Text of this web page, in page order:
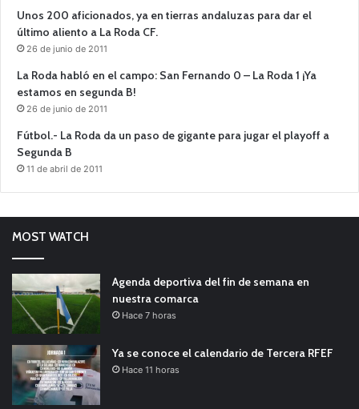
Unos 200 aficionados, ya en tierras andaluzas para dar el
último aliento a La Roda CF.
26 de junio de 2011
La Roda habló en el campo: San Fernando 0 – La Roda 1 ¡Ya
estamos en segunda B!
26 de junio de 2011
Fútbol.- La Roda da un paso de gigante para jugar el playoff a
Segunda B
11 de abril de 2011
MOST WATCH
Agenda deportiva del fin de semana en
nuestra comarca
Hace 7 horas
Ya se conoce el calendario de Tercera RFEF
Hace 11 horas